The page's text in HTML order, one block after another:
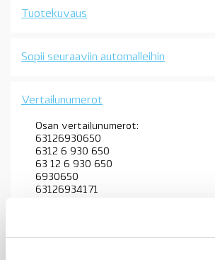
Tuotekuvaus
Sopii seuraaviin automalleihin
Vertailunumerot
Osan vertailunumerot:
63126930650
6312 6 930 650
63 12 6 930 650
6930650
63126934171
63126934836